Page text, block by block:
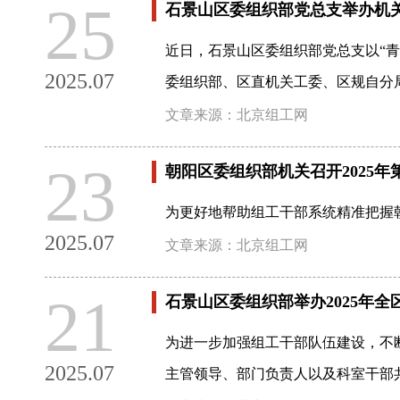
25
2025.07
石景山区委组织部党总支举办机
近日，石景山区委组织部党总支以“
委组织部、区直机关工委、区规自
文章来源：北京组工网
23
2025.07
朝阳区委组织部机关召开2025年
为更好地帮助组工干部系统精准把
文章来源：北京组工网
21
2025.07
石景山区委组织部举办2025年全
为进一步加强组工干部队伍建设，
主管领导、部门负责人以及科室干